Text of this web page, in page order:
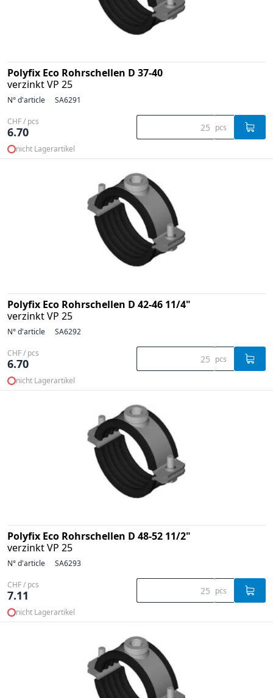
Polyfix Eco Rohrschellen D 37-40
verzinkt VP 25
N° d'article SA6291
CHF / pcs
6.70 pcs
nicht Lagerartikel
Polyfix Eco Rohrschellen D 42-46 11/4"
verzinkt VP 25
N° d'article SA6292
CHF / pcs
6.70 pcs
nicht Lagerartikel
Polyfix Eco Rohrschellen D 48-52 11/2"
verzinkt VP 25
N° d'article SA6293
CHF / pcs
7.11 pcs
nicht Lagerartikel